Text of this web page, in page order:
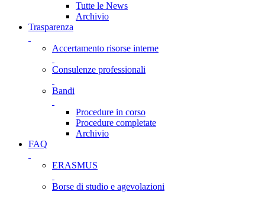
Tutte le News
Archivio
Trasparenza
Accertamento risorse interne
Consulenze professionali
Bandi
Procedure in corso
Procedure completate
Archivio
FAQ
ERASMUS
Borse di studio e agevolazioni